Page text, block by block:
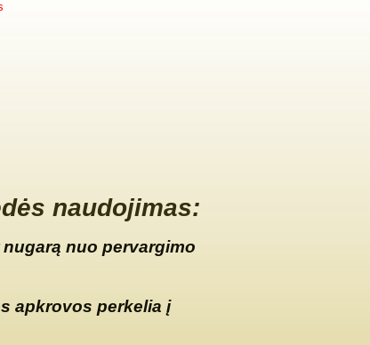
naudojimas:
nuo pervargimo
apkrovos perkelia į